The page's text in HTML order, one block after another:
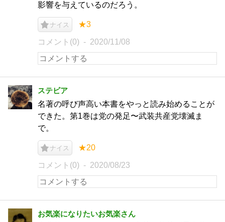
影響を与えているのだろう。
ナイス ★3
コメント(0) 2020/11/08
ステビア
名著の呼び声高い本書をやっと読み始めることが
できた。第1巻は党の発足〜武装共産党壊滅ま
で。
ナイス ★20
コメント(0) 2020/08/23
お気楽になりたいお気楽さん